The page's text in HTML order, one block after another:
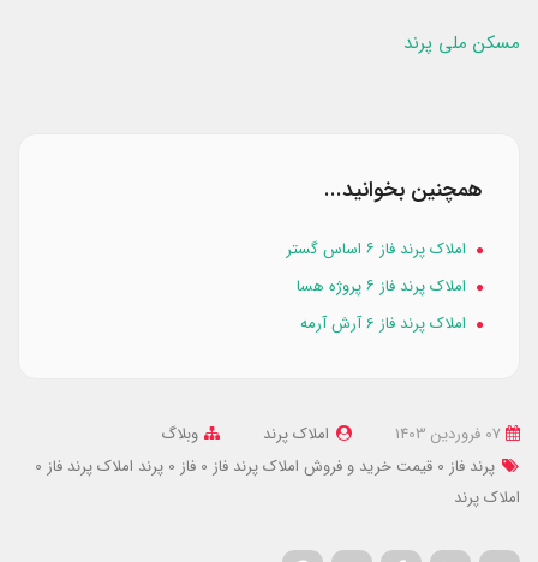
مسکن ملی پرند
همچنین بخوانید...
املاک پرند فاز ۶ اساس گستر
املاک پرند فاز ۶ پروژه هسا
املاک پرند فاز 6 آرش آرمه
املاک پرند
وبلاگ
پرند فاز 0
قیمت خرید و فروش املاک پرند فاز 0 فاز 0 پرند
املاک پرند فاز 0
املاک پرند